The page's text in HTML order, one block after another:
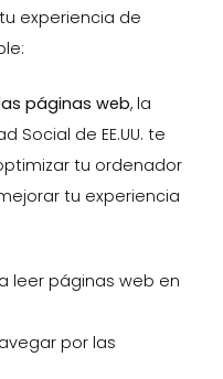
experiencia de
páginas web, la
Social de EE.UU. te
tu ordenador
tu experiencia
leer páginas web en
por las